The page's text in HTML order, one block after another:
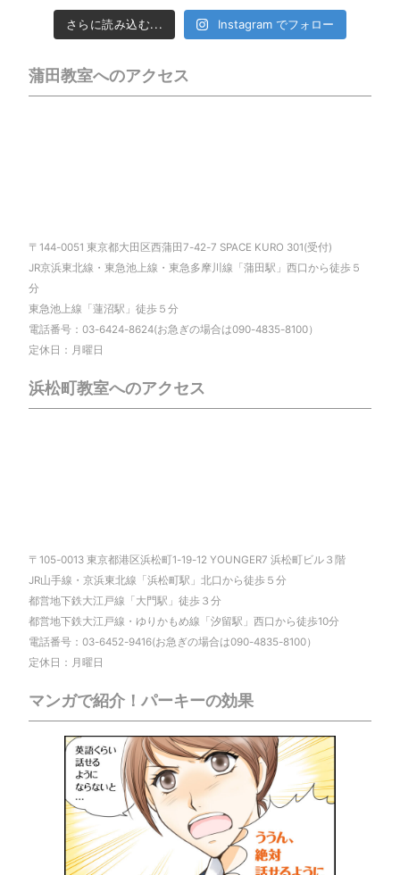
さらに読み込む... Instagram でフォロー
蒲田教室へのアクセス
〒144-0051 東京都大田区西蒲田7-42-7 SPACE KURO 301(受付)
JR京浜東北線・東急池上線・東急多摩川線「蒲田駅」西口から徒歩５
分
東急池上線「蓮沼駅」徒歩５分
電話番号：03-6424-8624(お急ぎの場合は090-4835-8100）
定休日：月曜日
浜松町教室へのアクセス
〒105-0013 東京都港区浜松町1-19-12 YOUNGER7 浜松町ビル３階
JR山手線・京浜東北線「浜松町駅」北口から徒歩５分
都営地下鉄大江戸線「大門駅」徒歩３分
都営地下鉄大江戸線・ゆりかもめ線「汐留駅」西口から徒歩10分
電話番号：03-6452-9416(お急ぎの場合は090-4835-8100）
定休日：月曜日
マンガで紹介！パーキーの効果